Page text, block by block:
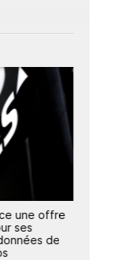
une offre
ses
de